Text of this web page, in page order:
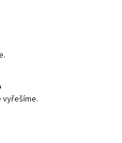
vyřešíme.